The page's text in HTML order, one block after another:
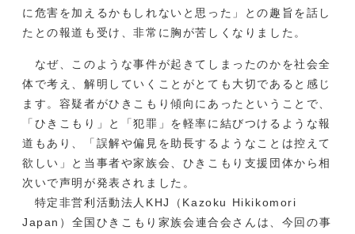
に危害を加えるかもしれないと思った」との趣旨を話し
たとの報道も受け、非常に胸が苦しくなりました。
なぜ、このような事件が起きてしまったのかを社会全
体で考え、解明していくことがとても大切であると感じ
ます。容疑者がひきこもり傾向にあったということで、
「ひきこもり」と「犯罪」を軽率に結びつけるような報
道もあり、「誤解や偏見を助長するようなことは控えて
欲しい」と当事者や家族会、ひきこもり支援団体から相
次いで声明が発表されました。
特定非営利活動法人KHJ（Kazoku Hikikomori
Japan）全国ひきこもり家族会連合会さんは、今回の事